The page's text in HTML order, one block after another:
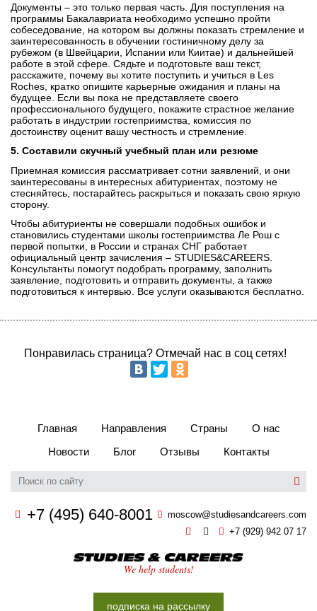
Документы – это только первая часть. Для поступления на
программы Бакалавриата необходимо успешно пройти
собеседование, на котором вы должны показать стремление и
заинтересованность в обучении гостиничному делу за
рубежом (в Швейцарии, Испании или Киитае) и дальнейшей
работе в этой сфере. Сядьте и подготовьте ваш текст,
расскажите, почему вы хотите поступить и учиться в Les
Roches, кратко опишите карьерные ожидания и планы на
будущее. Если вы пока не представляете своего
профессионального будущего, покажите страстное желание
работать в индустрии гостеприимства, комиссия по
достоинству оценит вашу честность и стремление.
5. Составили скучный учебный план или резюме
Приемная комиссия рассматривает сотни заявлений, и они
заинтересованы в интересных абитуриентах, поэтому не
стесняйтесь, постарайтесь раскрыться и показать свою яркую
сторону.
Чтобы абитуриенты не совершали подобных ошибок и
становились студентами школы гостеприимства Ле Рош с
первой попытки, в России и странах СНГ работает
официальный центр зачисления – STUDIES&CAREERS.
Консультанты помогут подобрать программу, заполнить
заявление, подготовить и отправить документы, а также
подготовиться к интервью. Все услуги оказываются бесплатно.
Понравилась страница? Отмечай нас в соц сетях!
Главная Направления Страны
О нас
Новости
Блог Отзывы Контакты
+7 (495) 640-8001
moscow@studiesandcareers.com
+7 (929) 942 07 17
We help students!
подписка на рассылку